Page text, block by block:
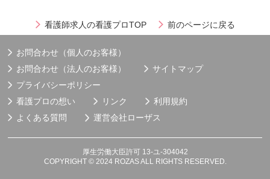
看護師求人の看護プロTOP 前のページに戻る
お問合わせ（個人のお客様）
お問合わせ（法人のお客様）
サイトマップ
プライバシーポリシー
看護プロの想い
リンク
利用規約
よくある質問
運営会社ローザス
厚生労働大臣許可 13-ユ-304042
COPYRIGHT © 2024 ROZAS ALL RIGHTS RESERVED.